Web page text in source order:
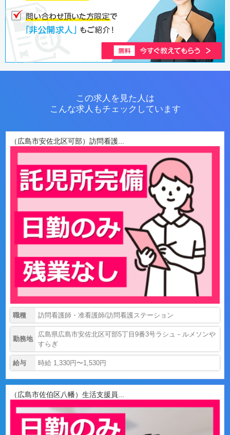
この求人を見た人は
こんな求人もチェックしています
（広島市安佐北区可部）訪問看護...
職種 訪問看護師・准看護師/訪問看護ステーション
勤務地
広島県広島市安佐北区可部5丁目9番3号ラシュ－ルメソンや
すらぎ
給与 時給 1,330円〜1,530円
（広島市佐伯区八幡）生活支援員...